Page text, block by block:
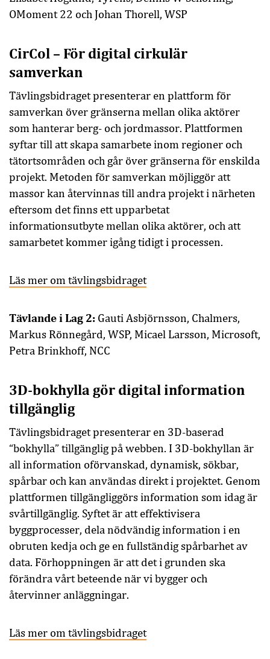
OMoment 22 och Johan Thorell, WSP
CirCol – För digital cirkulär
samverkan
Tävlingsbidraget presenterar en plattform för
samverkan över gränserna mellan olika aktörer
som hanterar berg- och jordmassor. Plattformen
syftar till att skapa samarbete inom regioner och
tätortsområden och går över gränserna för enskilda
projekt. Metoden för samverkan möjliggör att
massor kan återvinnas till andra projekt i närheten
eftersom det finns ett upparbetat
informationsutbyte mellan olika aktörer, och att
samarbetet kommer igång tidigt i processen.
Läs mer om tävlingsbidraget
Tävlande i Lag 2: Gauti Asbjörnsson, Chalmers,
Markus Rönnegård, WSP, Micael Larsson, Microsoft,
Petra Brinkhoff, NCC
3D-bokhylla gör digital information
tillgänglig
Tävlingsbidraget presenterar en 3D-baserad
“bokhylla” tillgänglig på webben. I 3D-bokhyllan är
all information oförvanskad, dynamisk, sökbar,
spårbar och kan användas direkt i projektet. Genom
plattformen tillgängliggörs information som idag är
svårtillgänglig. Syftet är att effektivisera
byggprocesser, dela nödvändig information i en
obruten kedja och ge en fullständig spårbarhet av
data. Förhoppningen är att det i grunden ska
förändra vårt beteende när vi bygger och
återvinner anläggningar.
Läs mer om tävlingsbidraget